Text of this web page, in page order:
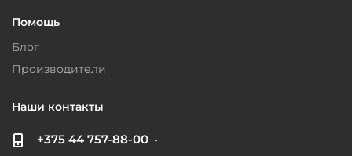
Помощь
Блог
Производители
Наши контакты
+375 44 757-88-00